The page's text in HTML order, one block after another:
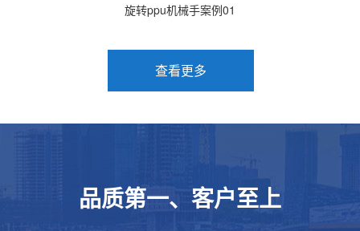
旋转ppu机械手案例01
查看更多
品质第一、客户至上